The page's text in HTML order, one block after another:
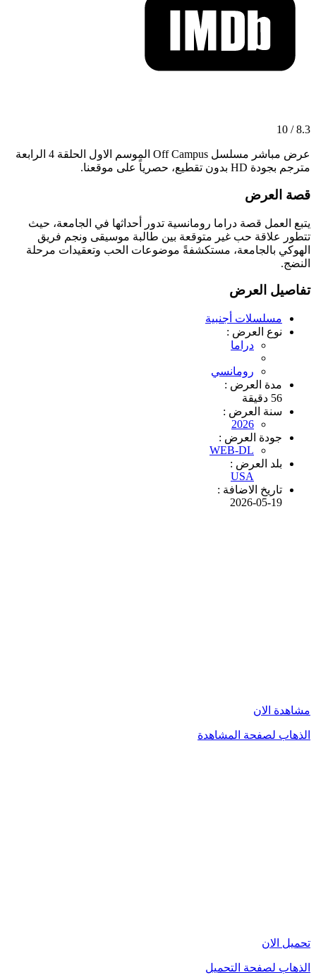
8.3 / 10
عرض مباشر مسلسل Off Campus الموسم الاول الحلقة 4 الرابعة
مترجم بجودة HD بدون تقطيع، حصرياً على موقعنا.
قصة العرض
يتبع العمل قصة دراما رومانسية تدور أحداثها في الجامعة، حيث
تتطور علاقة حب غير متوقعة بين طالبة موسيقى ونجم فريق
الهوكي بالجامعة، مستكشفةً موضوعات الحب وتعقيدات مرحلة
النضج.
تفاصيل العرض
مسلسلات أجنبية
نوع العرض :
دراما
رومانسي
مدة العرض :
56 دقيقة
سنة العرض :
2026
جودة العرض :
WEB-DL
بلد العرض :
USA
تاريخ الاضافة :
2026-05-19
مشاهدة الان
الذهاب لصفحة المشاهدة
تحميل الان
الذهاب لصفحة التحميل